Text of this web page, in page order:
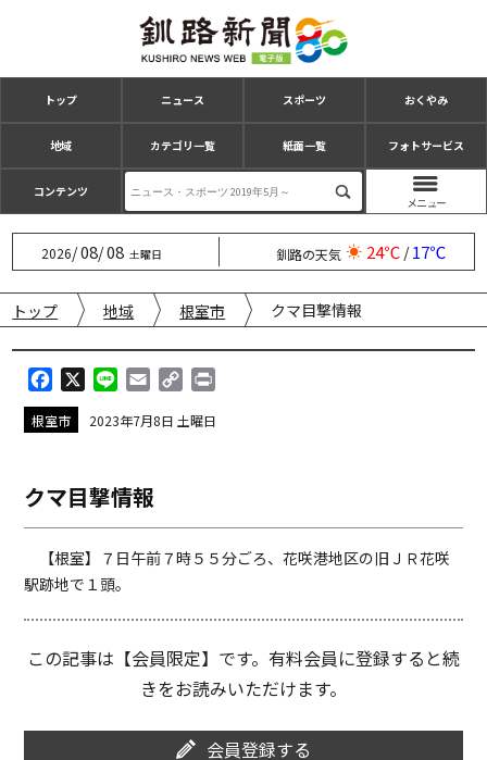
トップ ニュース スポーツ おくやみ
地域 カテゴリ一覧 紙面一覧 フォトサービス
コンテンツ
2026/08/08 土曜日 釧路の天気 24℃/17℃
トップ 地域 根室市 クマ目撃情報
a
c
o
o
k
n
a
p
n
k
i
根室市 2023年7月8日 土曜日
クマ目撃情報
【根室】７日午前７時５５分ごろ、花咲港地区の旧ＪＲ花咲
駅跡地で１頭。
この記事は【会員限定】です。有料会員に登録すると続
きをお読みいただけます。
会員登録する